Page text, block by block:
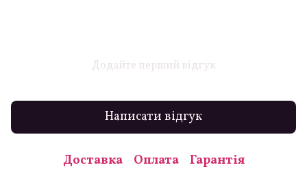
Додайте перший відгук
Написати відгук
Доставка Оплата Гарантія